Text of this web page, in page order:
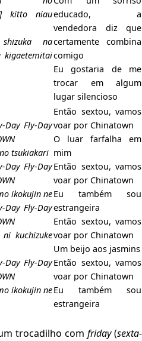
kitto niau
na
kigaetemitai
educado, a
vendedora diz que
certamente combina
comigo
Eu gostaria de me
trocar em algum
lugar silencioso
Day Fly-Day
tsukiakari
Day Fly-Day
ikokujin ne
Day Fly-Day
ni kuchizuke
Day Fly-Day
ikokujin ne
Então sextou, vamos
voar por Chinatown
O luar farfalha em
mim
Então sextou, vamos
voar por Chinatown
Eu também sou
estrangeira
Então sextou, vamos
voar por Chinatown
Um beijo aos jasmins
Então sextou, vamos
voar por Chinatown
Eu também sou
estrangeira
trocadilho com friday(sexta-